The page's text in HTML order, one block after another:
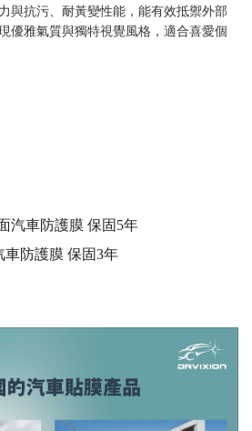
與抗污、耐黃變性能，能有效抵禦外部
優雅氣質與獨特視覺風格，適合喜愛個
汽車防護膜 保固5年
防護膜 保固3年